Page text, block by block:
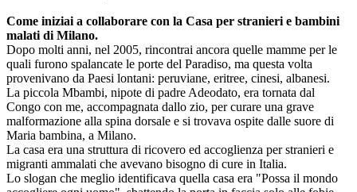
Come iniziai a collaborare con la Casa per stranieri e bambini
malati di Milano.
Dopo molti anni, nel 2005, rincontrai ancora quelle mamme per le
quali furono spalancate le porte del Paradiso, ma questa volta
provenivano da Paesi lontani: peruviane, eritree, cinesi, albanesi.
La piccola Mbambi, nipote di padre Adeodato, era tornata dal
Congo con me, accompagnata dallo zio, per curare una grave
malformazione alla spina dorsale e si trovava ospite dalle suore di
Maria bambina, a Milano.
La casa era una struttura di ricovero ed accoglienza per stranieri e
migranti ammalati che avevano bisogno di cure in Italia.
Lo slogan che meglio identificava quella casa era "Possa il mondo